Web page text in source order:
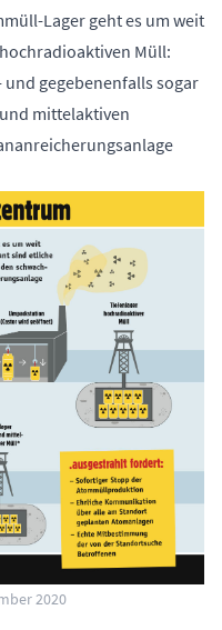
Lager geht es um weit
Müll:
gegebenenfalls sogar
mittelaktiven
2020